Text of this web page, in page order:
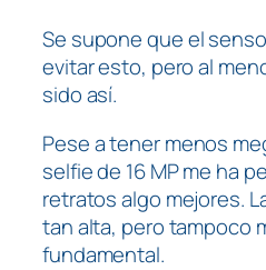
Se supone que el
evitar esto, pero al
sido así.
Pese a tener menos
selfie de 16 MP me ha
retratos algo mejores.
tan alta, pero tampoco
fundamental.